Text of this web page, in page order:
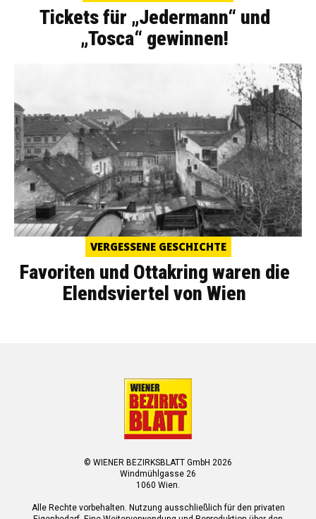
Tickets für „Jedermann“ und
„Tosca“ gewinnen!
VERGESSENE GESCHICHTE
Favoriten und Ottakring waren die
Elendsviertel von Wien
© WIENER BEZIRKSBLATT GmbH 2026
Windmühlgasse 26
1060 Wien.
Alle Rechte vorbehalten. Nutzung ausschließlich für den privaten